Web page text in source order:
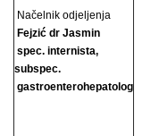
Načelnik odjeljenja
Fejzić dr Jasmin
spec. internista,
subspec.
gastroenterohepatolog